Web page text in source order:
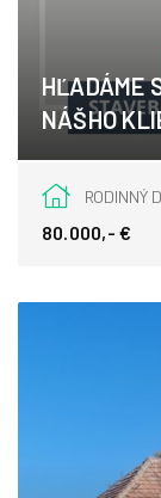
HĽADÁME
NÁŠHO
Krupina
RODINNÝ
80.000,- €